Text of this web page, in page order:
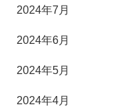
2024年7月
2024年6月
2024年5月
2024年4月